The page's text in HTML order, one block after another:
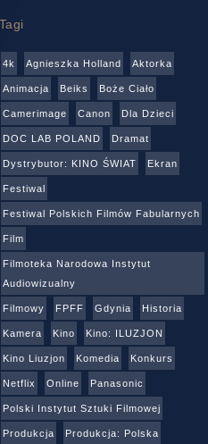
Tagi
4k Agnieszka Holland Aktorka
Animacja Beiks Boże Ciało
Camerimage Canon Dla Dzieci
DOC LAB POLAND Dramat
Dystrybutor: KINO ŚWIAT Ekran
Festiwal
Festiwal Polskich Filmów Fabularnych
Film
Filmoteka Narodowa Instytut
Audiowizualny
Filmowy FPFF Gdynia Historia
Kamera Kino Kino: ILUZJON
Kino Liuzjon Komedia Konkurs
Netflix Online Panasonic
Polski Instytut Sztuki Filmowej
Produkcja Produkcja: Polska